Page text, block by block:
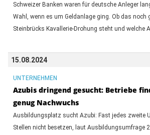
Schweizer Banken waren für deutsche Anleger
Wahl, wenn es um Geldanlage ging. Ob das noch
Steinbrücks Kavallerie-Drohung steht und welche
15.08.2024
UNTERNEHMEN
Azubis dringend gesucht: Betriebe
genug Nachwuchs
Ausbildungsplatz sucht Azubi: Fast jedes zweite
Stellen nicht besetzen, laut Ausbildungsumfrage